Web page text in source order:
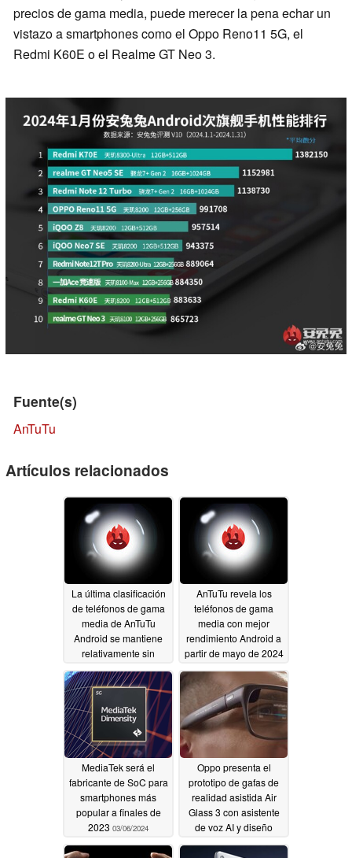
precios de gama media, puede merecer la pena echar un
vistazo a smartphones como el Oppo Reno11 5G, el
Redmi K60E o el Realme GT Neo 3.
Fuente(s)
AnTuTu
Artículos relacionados
La última clasificación
de teléfonos de gama
media de AnTuTu
Android se mantiene
relativamente sin
lista del mes pasado
AnTuTu revela los
teléfonos de gama
media con mejor
rendimiento Android a
partir de mayo de 2024
06/02/2024
MediaTek será el
fabricante de SoC para
smartphones más
popular a finales de
2023 03/06/2024
Oppo presenta el
prototipo de gafas de
realidad asistida Air
Glass 3 con asistente
de voz AI y diseño
02/28/2024